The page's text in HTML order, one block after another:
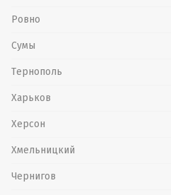
Ровно
Сумы
Тернополь
Харьков
Херсон
Хмельницкий
Чернигов